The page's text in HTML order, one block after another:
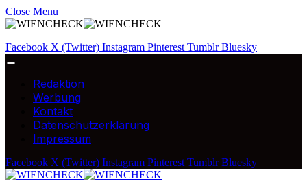
Close Menu
Facebook X (Twitter) Instagram Pinterest Tumblr Bluesky
Redaktion
Werbung
Kontakt
Datenschutzerklärung
Impressum
Facebook X (Twitter) Instagram Pinterest Tumblr Bluesky